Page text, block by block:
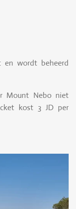
en wordt beheerd
Mount Nebo niet
kost 3 JD per